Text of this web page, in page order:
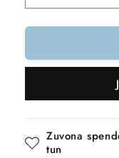
die
Menge
Trixie
Blitzlicht
Tpu
Grün
Zuvona
tun